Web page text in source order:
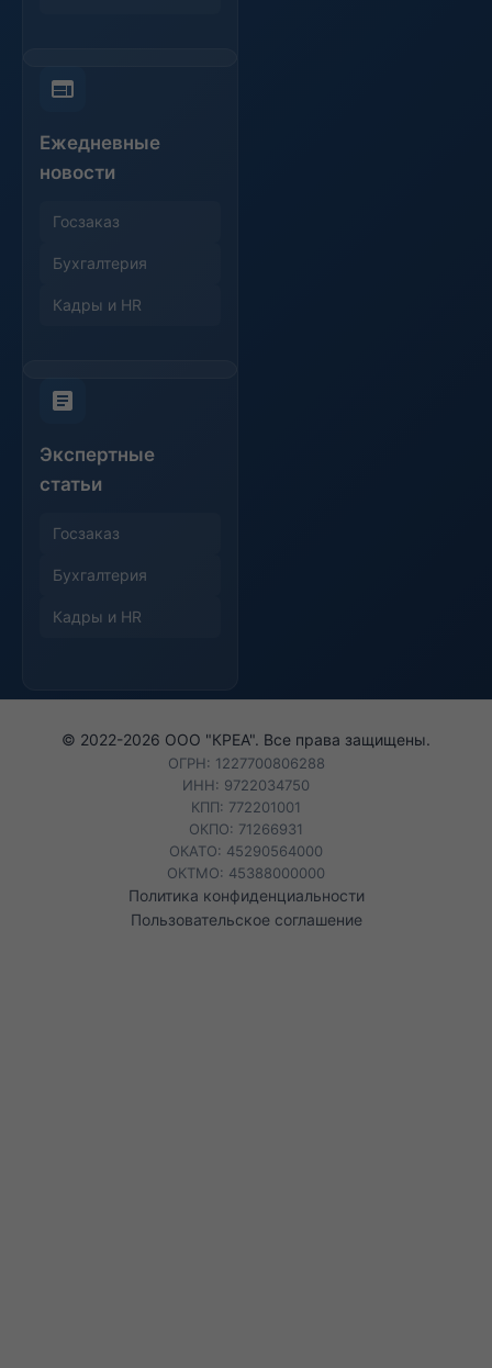
Ежедневные
новости
Госзаказ
Бухгалтерия
Кадры и HR
Экспертные
статьи
Госзаказ
Бухгалтерия
Кадры и HR
© 2022-2026 ООО "КРЕА". Все права защищены.
ОГРН: 1227700806288
ИНН: 9722034750
КПП: 772201001
ОКПО: 71266931
ОКАТО: 45290564000
ОКТМО: 45388000000
Политика конфиденциальности
Пользовательское соглашение